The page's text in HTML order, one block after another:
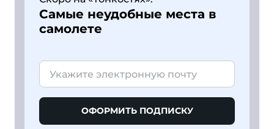
Самые неудобные места в
самолете
ОФОРМИТЬ ПОДПИСКУ